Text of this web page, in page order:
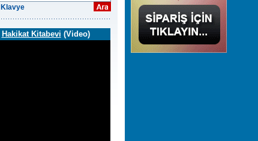
Klavye
Hakikat Kitabevi (Video)